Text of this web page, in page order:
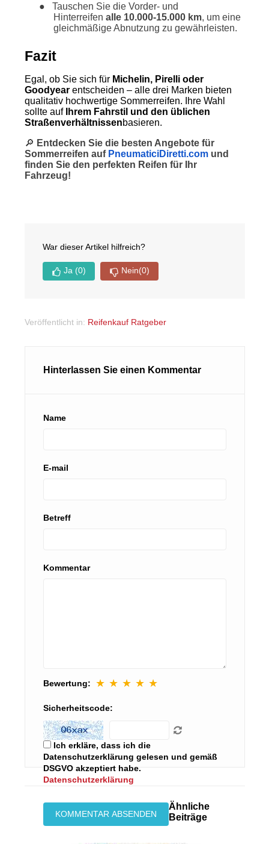
●
Tauschen Sie die Vorder- und
Hinterreifen alle 10.000-15.000 km, um eine
gleichmäßige Abnutzung zu gewährleisten.
Fazit
Egal, ob Sie sich für Michelin, Pirelli oder
Goodyearentscheiden – alle drei Marken bieten
qualitativ hochwertige Sommerreifen. Ihre Wahl
sollte auf Ihrem Fahrstil und den üblichen
Straßenverhältnissenbasieren.
🔎 Entdecken Sie die besten Angebote für
Sommerreifen auf PneumaticiDiretti.comund
finden Sie den perfekten Reifen für Ihr
Fahrzeug!
War dieser Artikel hilfreich?
Ja (0) Nein(0)
Veröffentlicht in: Reifenkauf Ratgeber
Hinterlassen Sie einen Kommentar
Name
E-mail
Betreff
Kommentar
Bewertung: ★ ★ ★ ★ ★
Sicherheitscode:
Ich erkläre, dass ich die
Datenschutzerklärung gelesen und gemäß
DSGVO akzeptiert habe.
Datenschutzerklärung
Ähnliche
Beiträge